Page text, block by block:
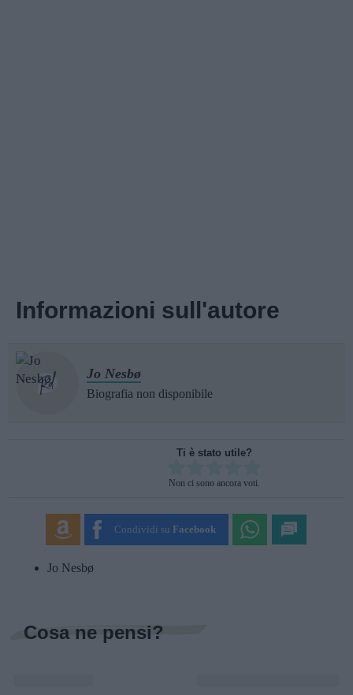
Informazioni sull'autore
Jo Nesbø
Biografia non disponibile
Ti è stato utile?
SUBMIT RATING
Non ci sono ancora voti.
Condividi su Facebook
Jo Nesbø
Cosa ne pensi?